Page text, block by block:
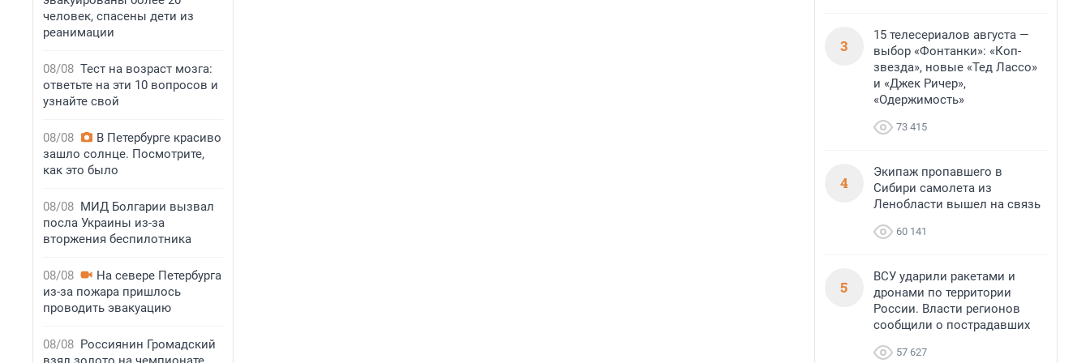
человек, спасены дети из
реанимации
08/08 Тест на возраст мозга:
ответьте на эти 10 вопросов и
узнайте свой
08/08
В Петербурге красиво
зашло солнце. Посмотрите,
как это было
08/08 МИД Болгарии вызвал
посла Украины из-за
вторжения беспилотника
08/08
На севере Петербурга
из-за пожара пришлось
проводить эвакуацию
08/08 Россиянин Громадский
3
15 телесериалов августа —
выбор «Фонтанки»: «Коп-
звезда», новые «Тед Лассо»
и «Джек Ричер»,
«Одержимость»
73 415
4
Экипаж пропавшего в
Сибири самолета из
Ленобласти вышел на связь
60 141
5
ВСУ ударили ракетами и
дронами по территории
России. Власти регионов
сообщили о пострадавших
57 627